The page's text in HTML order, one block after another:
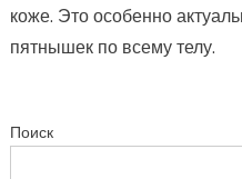
коже. Это особенно
пятнышек по всему телу.
Поиск